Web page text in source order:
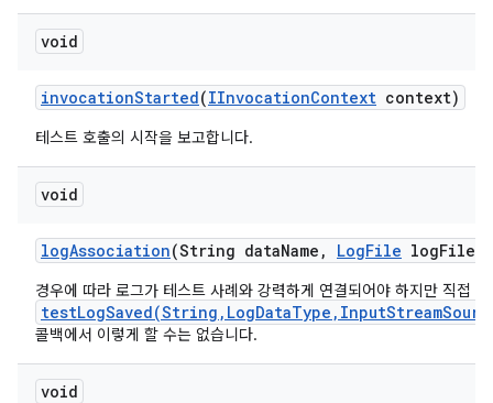
void
invocationStarted(IInvocationContext context)
테스트 호출의 시작을 보고합니다.
void
logAssociation(String dataName , LogFile logFile)
경우에 따라 로그가 테스트 사례와 강력하게 연결되어야 하지만 직접
콜백에서 이렇게 할 수는 없습니다.
void